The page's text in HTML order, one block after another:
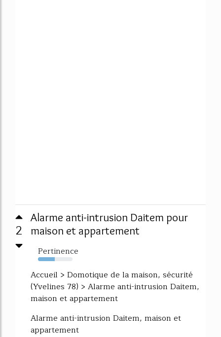
2
Alarme anti-intrusion Daitem pour
maison et appartement
Pertinence
49%
Accueil > Domotique de la maison, sécurité
(Yvelines 78) > Alarme anti-intrusion Daitem,
maison et appartement
Alarme anti-intrusion Daitem, maison et
appartement